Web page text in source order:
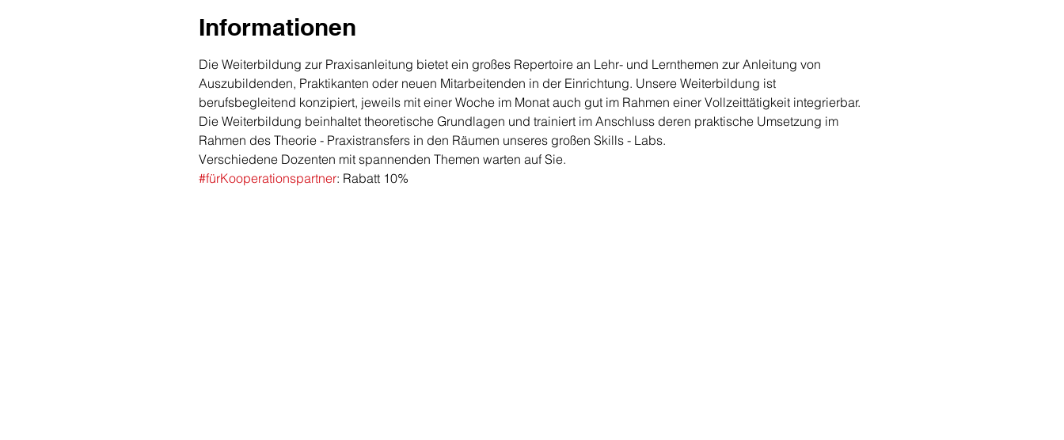
Informationen
Die Weiterbildung zur Praxisanleitung bietet ein großes Repertoire an Lehr- und Lernthemen zur Anleitung von
Auszubildenden, Praktikanten oder neuen Mitarbeitenden in der Einrichtung. Unsere Weiterbildung ist
berufsbegleitend konzipiert, jeweils mit einer Woche im Monat auch gut im Rahmen einer Vollzeittätigkeit integrierbar.
Die Weiterbildung beinhaltet theoretische Grundlagen und trainiert im Anschluss deren praktische Umsetzung im
Rahmen des Theorie - Praxistransfers in den Räumen unseres großen Skills - Labs.
Verschiedene Dozenten mit spannenden Themen warten auf Sie.
#fürKooperationspartner: Rabatt 10%